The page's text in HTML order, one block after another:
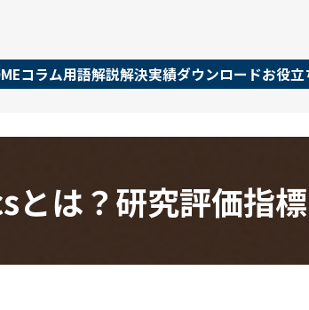
コラム用語解説解決実績ダウンロードお役立
は？研究評価指